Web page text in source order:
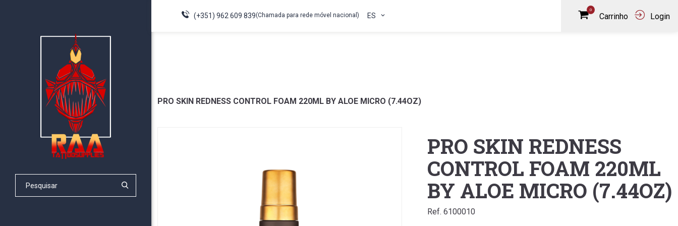
(+351) 962 609 839(Chamada para rede móvel nacional) ES
0
Carrinho Login
PRO SKIN REDNESS CONTROL FOAM 220ML BY ALOE MICRO (7.44OZ)
PRO SKIN REDNESS
CONTROL FOAM 220ML
BY ALOE MICRO (7.44OZ)
Ref. 6100010